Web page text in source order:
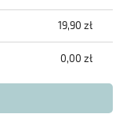
19,90 zł
0,00 zł